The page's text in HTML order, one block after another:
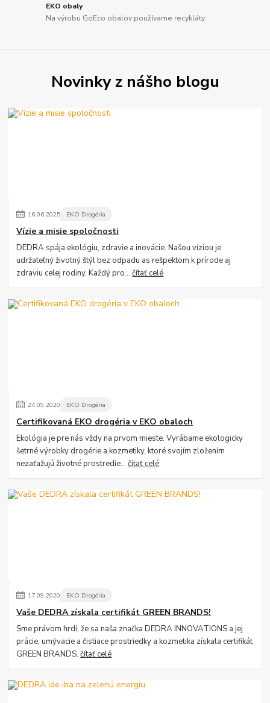
EKO obaly
Na výrobu GoEco obalov používame recykláty.
Novinky z nášho blogu
16.06.2025 EKO Drogéria
Vízie a misie spoločnosti
DEDRA spája ekológiu, zdravie a inovácie. Našou víziou je
udržateľný životný štýl bez odpadu as rešpektom k prírode aj
zdraviu celej rodiny. Každý pro...čítať celé
24.09.2020 EKO Drogéria
Certifikovaná EKO drogéria v EKO obaloch
Ekológia je pre nás vždy na prvom mieste. Vyrábame ekologicky
šetrné výrobky drogérie a kozmetiky, ktoré svojím zložením
nezaťažujú životné prostredie...čítať celé
17.09.2020 EKO Drogéria
Vaše DEDRA získala certifikát GREEN BRANDS!
Sme právom hrdí, že sa naša značka DEDRA INNOVATIONS a jej
prácie, umývacie a čistiace prostriedky a kozmetika získala certifikát
GREEN BRANDS.čítať celé